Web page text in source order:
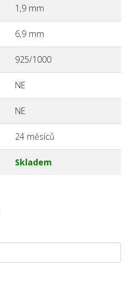
1,9 mm
6,9 mm
925/1000
NE
NE
24 měsíců
Skladem